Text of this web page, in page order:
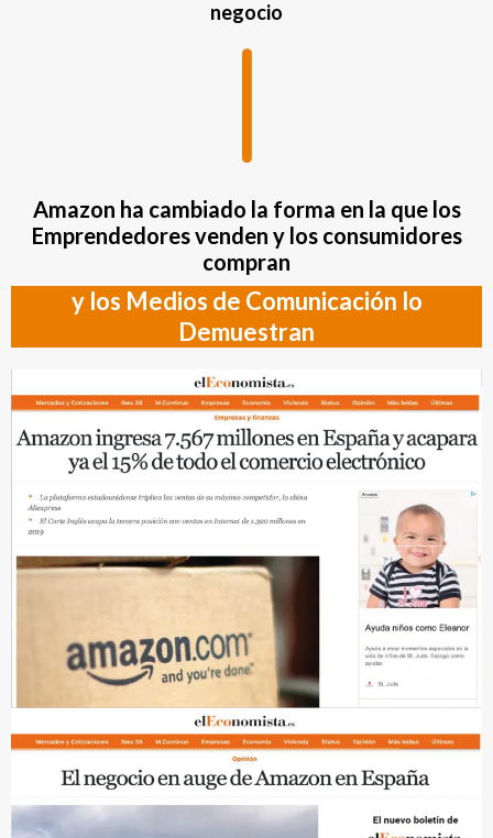
negocio
Amazon ha cambiado la forma en la que los
Emprendedores venden y los consumidores
compran
y los Medios de Comunicación lo
Demuestran